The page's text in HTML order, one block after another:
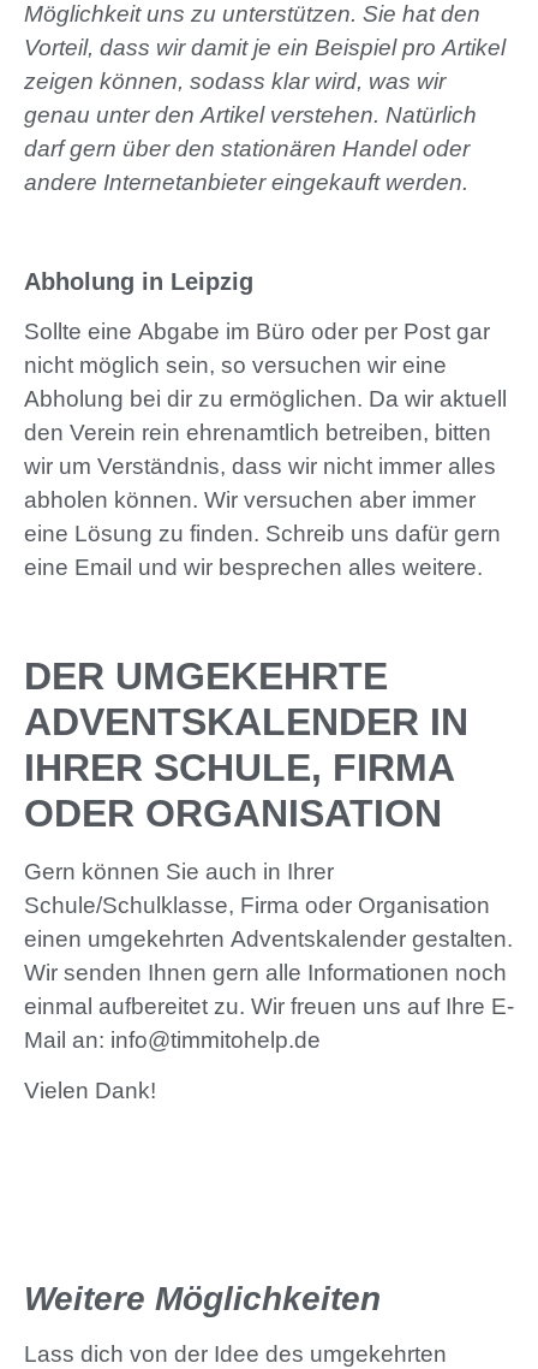
Möglichkeit uns zu unterstützen. Sie hat den
Vorteil, dass wir damit je ein Beispiel pro Artikel
zeigen können, sodass klar wird, was wir
genau unter den Artikel verstehen. Natürlich
darf gern über den stationären Handel oder
andere Internetanbieter eingekauft werden.
Abholung in Leipzig
Sollte eine Abgabe im Büro oder per Post gar
nicht möglich sein, so versuchen wir eine
Abholung bei dir zu ermöglichen. Da wir aktuell
den Verein rein ehrenamtlich betreiben, bitten
wir um Verständnis, dass wir nicht immer alles
abholen können. Wir versuchen aber immer
eine Lösung zu finden. Schreib uns dafür gern
eine Email und wir besprechen alles weitere.
DER UMGEKEHRTE
ADVENTSKALENDER IN
IHRER SCHULE, FIRMA
ODER ORGANISATION
Gern können Sie auch in Ihrer
Schule/Schulklasse, Firma oder Organisation
einen umgekehrten Adventskalender gestalten.
Wir senden Ihnen gern alle Informationen noch
einmal aufbereitet zu. Wir freuen uns auf Ihre E-
Mail an: info@timmitohelp.de
Vielen Dank!
Weitere Möglichkeiten
Lass dich von der Idee des umgekehrten